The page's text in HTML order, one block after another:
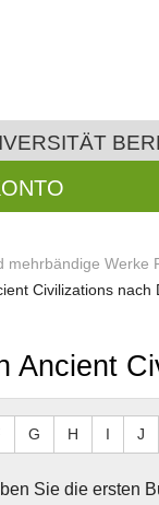
mehrbändige Werke
Civilizations nach
Ancient
G H I J
Sie die ersten